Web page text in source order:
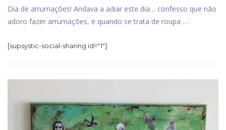
Dia de arrumações! Andava a adiar este dia… confesso que não
adoro fazer arrumações, e quando se trata de roupa …
[supsystic-social-sharing id="1"]